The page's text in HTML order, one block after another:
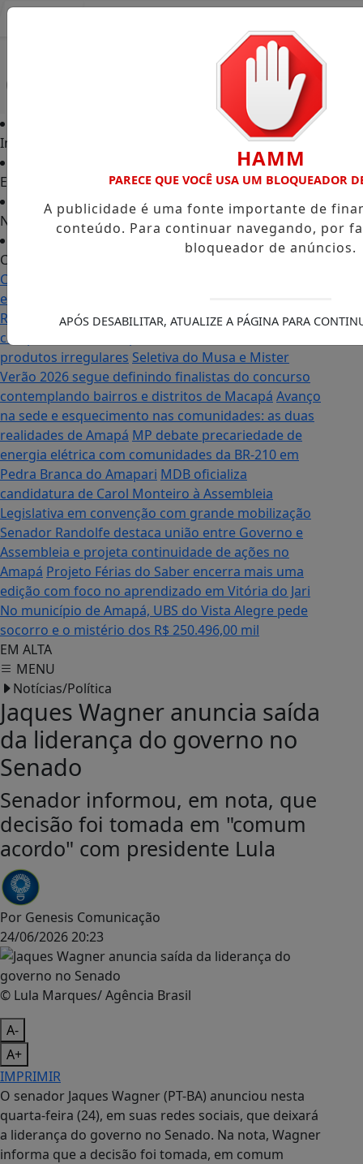
Início
Edições
Notícias
Contato
Carol Monteiro: trajetória política ganha destaque
em Porto Grande com atuação voltada ao município
Receita Federal anuncia mudanças no programa de
compras no exterior para evitar entrada de
produtos irregulares Seletiva do Musa e Mister
Verão 2026 segue definindo finalistas do concurso
contemplando bairros e distritos de Macapá Avanço
na sede e esquecimento nas comunidades: as duas
realidades de Amapá MP debate precariedade de
energia elétrica com comunidades da BR-210 em
Pedra Branca do Amapari MDB oficializa
candidatura de Carol Monteiro à Assembleia
Legislativa em convenção com grande mobilização
Senador Randolfe destaca união entre Governo e
Assembleia e projeta continuidade de ações no
Amapá Projeto Férias do Saber encerra mais uma
edição com foco no aprendizado em Vitória do Jari
No município de Amapá, UBS do Vista Alegre pede
socorro e o mistério dos R$ 250.496,00 mil
EM ALTA
MENU
Notícias/Política
Jaques Wagner anuncia saída
da liderança do governo no
Senado
Senador informou, em nota, que
decisão foi tomada em "comum
acordo" com presidente Lula
Por Genesis Comunicação
24/06/2026 20:23
© Lula Marques/ Agência Brasil
A-
A+
IMPRIMIR
O senador Jaques Wagner (PT-BA) anunciou nesta
quarta-feira (24), em suas redes sociais, que deixará
a liderança do governo no Senado. Na nota, Wagner
informa que a decisão foi tomada, em comum
HAMM
PARECE QUE VOCÊ USA UM BLOQUEADOR
A publicidade é uma fonte importante de
conteúdo. Para continuar navegando, por
bloqueador de anúncios.
APÓS DESABILITAR, ATUALIZE A PÁGINA PARA